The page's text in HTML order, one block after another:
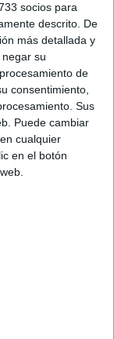
socios para
descrito. De
más detallada y
su
de
consentimiento,
Sus
Puede cambiar
cualquier
en el botón
las dos
local está
por algún
las
funcione la
en